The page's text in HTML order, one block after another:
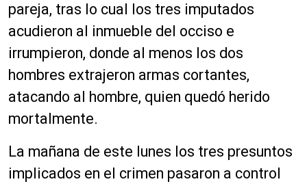
pareja, tras lo cual los tres imputados
acudieron al inmueble del occiso e
irrumpieron, donde al menos los dos
hombres extrajeron armas cortantes,
atacando al hombre, quien quedó herido
mortalmente.
La mañana de este lunes los tres presuntos
implicados en el crimen pasaron a control